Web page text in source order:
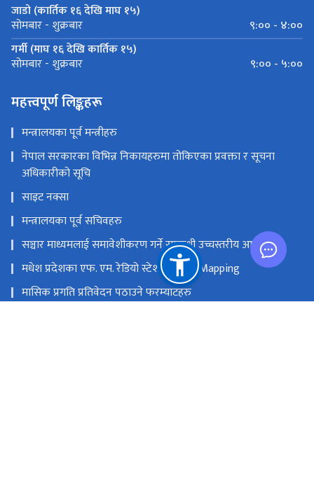
जाडो (कार्तिक १६ देखि माघ १५)
सोमबार - शुक्रबार
९:०० - ४:००
गर्मी (माघ १६ देखि कार्तिक १५)
सोमबार - शुक्रबार ९:०० - ५:००
महत्त्वपूर्ण लिङ्कहरू
मन्त्रालयका पूर्व मन्त्रीहरु
नेपाल सरकारका विभिन्न निकायहरुमा तोकिएका प्रवक्ता र सूचना
अधिकारीको सूचि
साइट नक्सा
मन्त्रालयका पूर्व सचिवहरु
सञ्चार माध्यमलाई समावेशीकरण गर्ने सम्बन्धी उच्चस्तरीय आयोग
मधेश प्रदेशका एफ. एम. रेडियो स्टेशनको GIS Mapping
मासिक प्रगति प्रतिवेदन पठाउने फरम्याटहरु